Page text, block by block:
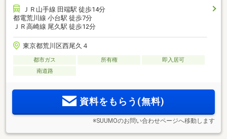
ＪＲ山手線 田端駅 徒歩14分
都電荒川線 小台駅 徒歩7分
ＪＲ高崎線 尾久駅 徒歩12分
東京都荒川区西尾久４
都市ガス 所有権
即入居可
南道路
資料をもらう(無料)
※SUUMOのお問い合わせページへ移動します